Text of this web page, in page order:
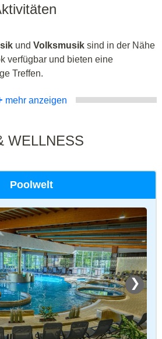
und Volksmusik sind in der Nähe
verfügbar und bieten eine
Treffen.
mehr anzeigen
WELLNESS
Poolwelt
❯